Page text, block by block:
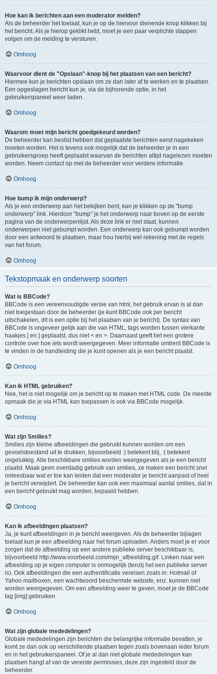
Hoe kan ik berichten aan een moderator melden?
Als de beheerder het toelaat, kun je op de hiervoor dienende knop klikken bij
het bericht. Als je hierop geklikt hebt, moet je een paar verplichte stappen
volgen om de melding te versturen.
Omhoog
Waarvoor dient de "Opslaan"-knop bij het plaatsen van een bericht?
Hiermee kun je berichten opslaan om ze dan later af te werken en te plaatsen.
Een opgeslagen bericht kun je, via de bijhorende optie, in het
gebruikerspaneel weer laden.
Omhoog
Waarom moet mijn bericht goedgekeurd worden?
De beheerder kan beslist hebben dat geplaatste berichten eerst nagekeken
moeten worden. Het is tevens ook mogelijk dat de beheerder je in een
gebruikersgroep heeft geplaatst waarvan de berichten altijd nagelezen moeten
worden. Neem contact op met de beheerder voor verdere informatie.
Omhoog
Hoe bump ik mijn onderwerp?
Als je een onderwerp aan het bekijken bent, kan je klikken op de "bump
onderwerp" link. Hierdoor "bump" je het onderwerp naar boven op de eerste
pagina van de onderwerpenlijst. Als deze link er niet staat, kunnen
onderwerpen niet gebumpt worden. Een onderwerp kan ook gebumpt worden
door een antwoord te plaatsen, maar hou hierbij wel rekening met de regels
van het forum.
Omhoog
Tekstopmaak en onderwerp soorten
Wat is BBCode?
BBCode is een vereenvoudigde versie van html, het gebruik ervan is al dan
niet toegestaan door de beheerder (je kunt BBCode ook per bericht
uitschakelen, dit is een optie bij het plaatsen van je bericht). De syntax van
BBCode is ongeveer gelijk aan die van HTML, tags worden tussen vierkante
haakjes [ en ] geplaatst, dus niet < en >. Daarnaast geeft het een grotere
controle over hoe iets wordt weergegeven. Meer informatie omtrent BBCode is
te vinden in de handleiding die je kunt openen als je een bericht plaatst.
Omhoog
Kan ik HTML gebruiken?
Nee, het is niet mogelijk om je bericht op te maken met HTML code. De meeste
opmaak die je via HTML kan toepassen is ook via BBCode mogelijk.
Omhoog
Wat zijn Smilies?
Smilies zijn kleine afbeeldingen die gebruikt kunnen worden om een
gevoelstoestand uit te drukken, bijvoorbeeld :) betekent blij, :( betekent
ongelukkig. Alle beschikbare smilies worden weergegeven als je een bericht
plaatst. Maak geen overdadig gebruik van smilies, ze maken een bericht snel
onleesbaar wat er toe kan leiden dat een moderator je bericht aanpast of heel
je bericht verwijdert. De beheerder kan ook een maximaal aantal smilies, dat in
een bericht gebruikt mag worden, bepaald hebben.
Omhoog
Kan ik afbeeldingen plaatsen?
Ja, je kunt afbeeldingen in je bericht weergeven. Als de beheerder bijlagen
toelaat kun je een afbeelding naar het forum uploaden. Anders moet je er voor
zorgen dat de afbeelding op een andere publieke server beschikbaar is,
bijvoorbeeld http://www.voorbeeld.com/mijn_afbeelding.gif. Linken naar een
afbeelding op je eigen computer is onmogelijk (tenzij het een publieke server
is). Ook afbeeldingen die een authentificatie vereisen zoals in: Hotmail of
Yahoo mailboxen, een wachtwoord beschermde website, enz. kunnen niet
worden weergegeven. Om een afbeelding weer te geven, moet je de BBCode
tag [img] gebruiken.
Omhoog
Wat zijn globale mededelingen?
Globale mededelingen zijn berichten die belangrijke informatie bevatten, je
komt ze dan ook op verschillende plaatsen tegen zoals bovenaan ieder forum
en in het gebruikerspaneel. Of je al dan niet globale mededelingen kan
plaatsen hangt af van de vereiste permissies, deze zijn ingesteld door de
beheerder.